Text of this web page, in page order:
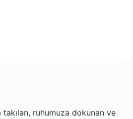
takılan, ruhumuza dokunan ve